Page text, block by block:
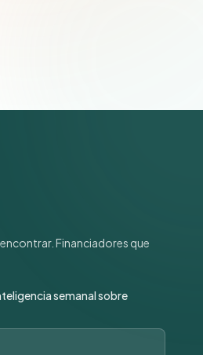
Financiadores que
semanal sobre